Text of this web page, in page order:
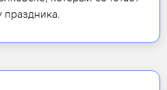
праздника.